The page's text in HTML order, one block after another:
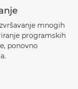
mnogih
programskih
ponovno